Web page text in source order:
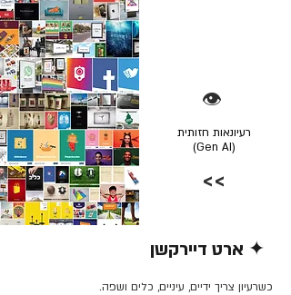
👁️
רעיונאות חזותית
(Gen AI)
>>
✦ ארט דיירקשן
כשרעיון צריך ידיים, עיניים, כלים ושפה.